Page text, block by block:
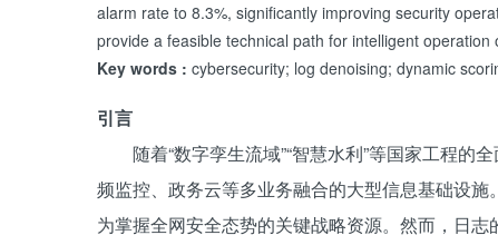
alarm rate to 8.3%, significantly improving security
provide a feasible technical path for intelligent operation
Key words : cybersecurity; log denoising; dynamic
引言
随着“数字孪生流域”“智慧水利”等国家工程
频监控、政务云等多业务融合的大型信息基础设
为掌握全网安全态势的关键战略资源。然而，日